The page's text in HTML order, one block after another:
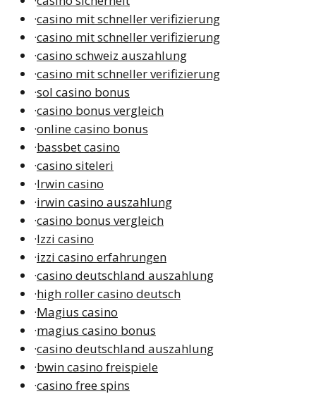
·casino mit schneller verifizierung
·casino mit schneller verifizierung
·casino schweiz auszahlung
·casino mit schneller verifizierung
·sol casino bonus
·casino bonus vergleich
·online casino bonus
·bassbet casino
·casino siteleri
·Irwin casino
·irwin casino auszahlung
·casino bonus vergleich
·Izzi casino
·izzi casino erfahrungen
·casino deutschland auszahlung
·high roller casino deutsch
·Magius casino
·magius casino bonus
·casino deutschland auszahlung
·bwin casino freispiele
·casino free spins